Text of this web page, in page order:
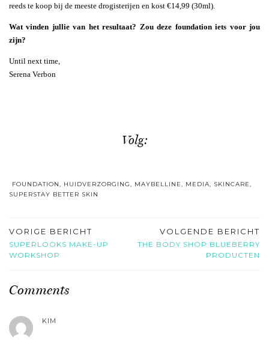
reeds te koop bij de meeste drogisterijen en kost €14,99 (30ml).
Wat vinden jullie van het resultaat? Zou deze foundation iets voor jou
zijn?
Until next time,
Serena Verbon
Volg:
FOUNDATION, HUIDVERZORGING, MAYBELLINE, MEDIA, SKINCARE,
SUPERSTAY BETTER SKIN
VORIGE BERICHT
SUPERLOOKS MAKE-UP
WORKSHOP
VOLGENDE BERICHT
THE BODY SHOP BLUEBERRY
PRODUCTEN
Comments
KIM